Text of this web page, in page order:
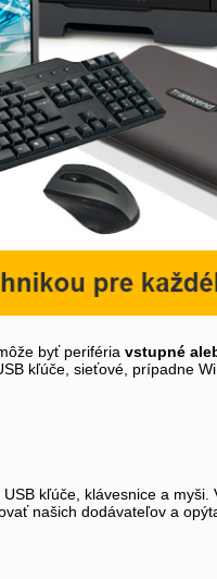
byť periféria vstupné
kľúče, sieťové, prípadne
kľúče, klávesnice a myši.
našich dodávateľov a